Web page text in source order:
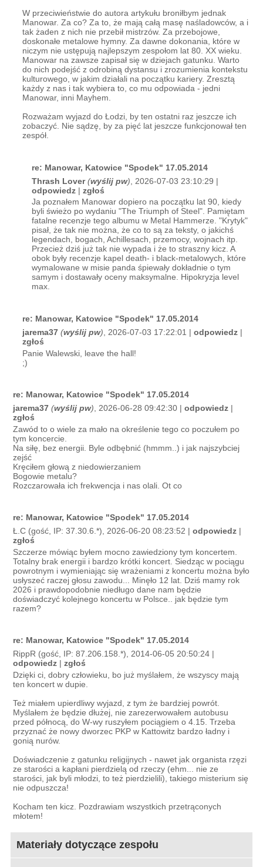
W przeciwieństwie do autora artykułu broniłbym jednak
Manowar. Za co? Za to, że mają całą masę naśladowców, a i
tak żaden z nich nie przebił mistrzów. Za przebojowe,
doskonałe metalowe hymny. Za dawne dokonania, które w
niczym nie ustępują najlepszym zespołom lat 80. XX wieku.
Manowar na zawsze zapisał się w dziejach gatunku. Warto
do nich podejść z odrobiną dystansu i zrozumienia kontekstu
kulturowego, w jakim działali na początku kariery. Zresztą
każdy z nas i tak wybiera to, co mu odpowiada - jedni
Manowar, inni Mayhem.
Rozważam wyjazd do Łodzi, by ten ostatni raz jeszcze ich
zobaczyć. Nie sądzę, by za pięć lat jeszcze funkcjonował ten
zespół.
re: Manowar, Katowice "Spodek" 17.05.2014
Thrash Lover (wyślij pw) , 2026-07-03 23:10:29 |
odpowiedz |zgłoś
Ja poznałem Manowar dopiero na początku lat 90, kiedy
byli świeżo po wydaniu "The Triumph of Steel". Pamiętam
fatalne recenzje tego albumu w Metal Hammerze. "Krytyk"
pisał, że tak nie można, że co to są za teksty, o jakichś
legendach, bogach, Achillesach, przemocy, wojnach itp.
Przecież dziś już tak nie wypada i że to straszny kicz. A
obok były recenzje kapel death- i black-metalowych, które
wymalowane w misie panda śpiewały dokładnie o tym
samym i dostawały oceny maksymalne. Hipokryzja level
max.
re: Manowar, Katowice "Spodek" 17.05.2014
jarema37 (wyślij pw) , 2026-07-03 17:22:01 |odpowiedz |
zgłoś
Panie Walewski, leave the hall!
;)
re: Manowar, Katowice "Spodek" 17.05.2014
jarema37 (wyślij pw) , 2026-06-28 09:42:30 |odpowiedz |
zgłoś
Zawód to o wiele za mało na określenie tego co poczułem po
tym koncercie.
Na siłę, bez energii. Byle odbębnić (hmmm..) i jak najszybciej
zejść
Kręciłem głową z niedowierzaniem
Bogowie metalu?
Rozczarowała ich frekwencja i nas olali. Ot co
re: Manowar, Katowice "Spodek" 17.05.2014
Ł.C (gość, IP: 37.30.6.*), 2026-06-20 08:23:52 |odpowiedz |
zgłoś
Szczerze mówiąc byłem mocno zawiedziony tym koncertem.
Totalny brak energii i bardzo krótki koncert. Siedząc w pociągu
powrotnym i wymieniając się wrażeniami z koncertu można było
usłyszeć raczej głosu zawodu... Minęło 12 lat. Dziś mamy rok
2026 i prawdopodobnie niedługo dane nam będzie
doświadczyć kolejnego koncertu w Polsce.. jak będzie tym
razem?
re: Manowar, Katowice "Spodek" 17.05.2014
RippR (gość, IP: 87.206.158.*), 2014-06-05 20:50:24 |
odpowiedz |zgłoś
Dzięki ci, dobry człowieku, bo już myślałem, że wszyscy mają
ten koncert w dupie.
Też miałem upierdliwy wyjazd, z tym że bardziej powrót.
Myślałem że będzie dłużej, nie zarezerwowałem autobusu
przed północą, do W-wy ruszyłem pociągiem o 4.15. Trzeba
przyznać że nowy dworzec PKP w Kattowitz bardzo ładny i
gonią nurów.
Doświadczenie z gatunku religijnych - nawet jak organista rzęzi
ze starości a kapłani pierdzielą od rzeczy (ehm... nie ze
starości, jak byli młodzi, to też pierdzielili), takiego misterium się
nie odpuszcza!
Kocham ten kicz. Pozdrawiam wszystkich przetrąconych
młotem!
Materiały dotyczące zespołu